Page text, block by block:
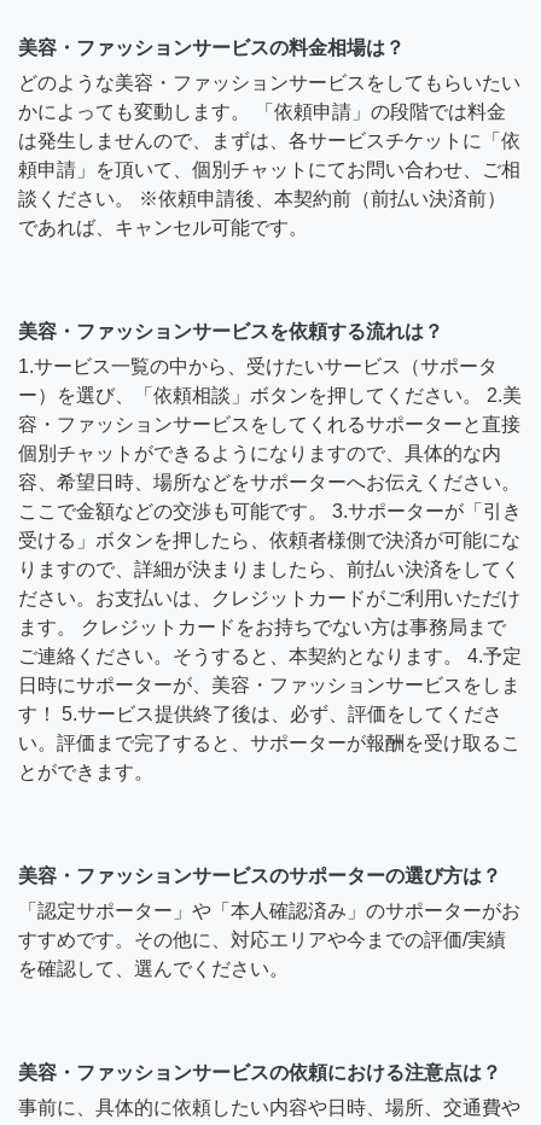
美容・ファッションサービスの料金相場は？
どのような美容・ファッションサービスをしてもらいたい
かによっても変動します。 「依頼申請」の段階では料金
は発生しませんので、まずは、各サービスチケットに「依
頼申請」を頂いて、個別チャットにてお問い合わせ、ご相
談ください。 ※依頼申請後、本契約前（前払い決済前）
であれば、キャンセル可能です。
美容・ファッションサービスを依頼する流れは？
1.サービス一覧の中から、受けたいサービス（サポータ
ー）を選び、「依頼相談」ボタンを押してください。 2.美
容・ファッションサービスをしてくれるサポーターと直接
個別チャットができるようになりますので、具体的な内
容、希望日時、場所などをサポーターへお伝えください。
ここで金額などの交渉も可能です。 3.サポーターが「引き
受ける」ボタンを押したら、依頼者様側で決済が可能にな
りますので、詳細が決まりましたら、前払い決済をしてく
ださい。お支払いは、クレジットカードがご利用いただけ
ます。 クレジットカードをお持ちでない方は事務局まで
ご連絡ください。そうすると、本契約となります。 4.予定
日時にサポーターが、美容・ファッションサービスをしま
す！ 5.サービス提供終了後は、必ず、評価をしてくださ
い。評価まで完了すると、サポーターが報酬を受け取るこ
とができます。
美容・ファッションサービスのサポーターの選び方は？
「認定サポーター」や「本人確認済み」のサポーターがお
すすめです。その他に、対応エリアや今までの評価/実績
を確認して、選んでください。
美容・ファッションサービスの依頼における注意点は？
事前に、具体的に依頼したい内容や日時、場所、交通費や